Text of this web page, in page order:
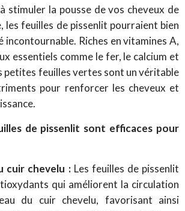
stimuler la pousse de vos cheveux de
les feuilles de pissenlit pourraient bien
incontournable. Riches en vitamines A,
essentiels comme le fer, le calcium et
petites feuilles vertes sont un véritable
pour renforcer les cheveux et
de pissenlit sont efficaces pour
cuir chevelu :Les feuilles de pissenlit
qui améliorent la circulation
du cuir chevelu, favorisant ainsi